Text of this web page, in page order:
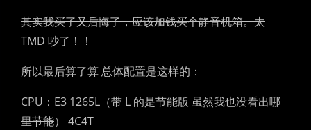
其实我买了又后悔了，应该加钱买个静音机箱。太
TMD 吵了！！
所以最后算了算 总体配置是这样的：
CPU：E3 1265L（带 L 的是节能版 虽然我也没看出哪
里节能） 4C4T